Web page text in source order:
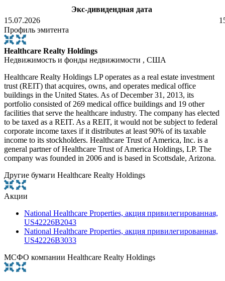
Экс-дивидендная дата
15.07.2026
Профиль эмитента
Healthcare Realty Holdings
Недвижимость и фонды недвижимости , США
Healthcare Realty Holdings LP operates as a real estate investment
trust (REIT) that acquires, owns, and operates medical office
buildings in the United States. As of December 31, 2013, its
portfolio consisted of 269 medical office buildings and 19 other
facilities that serve the healthcare industry. The company has elected
to be taxed as a REIT. As a REIT, it would not be subject to federal
corporate income taxes if it distributes at least 90% of its taxable
income to its stockholders. Healthcare Trust of America, Inc. is a
general partner of Healthcare Trust of America Holdings, LP. The
company was founded in 2006 and is based in Scottsdale, Arizona.
Другие бумаги Healthcare Realty Holdings
Акции
National Healthcare Properties, акция привилегированная,
US42226B2043
National Healthcare Properties, акция привилегированная,
US42226B3033
МСФО компании Healthcare Realty Holdings